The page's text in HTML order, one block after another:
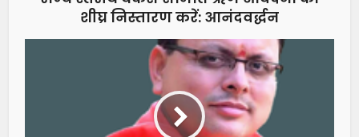
शीघ्र निस्तारण करें: आनंदवर्द्धन